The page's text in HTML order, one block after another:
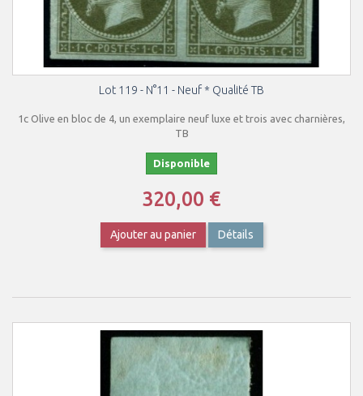
Lot 119 - N°11 - Neuf * Qualité TB
1c Olive en bloc de 4, un exemplaire neuf luxe et trois avec charnières,
TB
Disponible
320,00 €
Ajouter au panier Détails